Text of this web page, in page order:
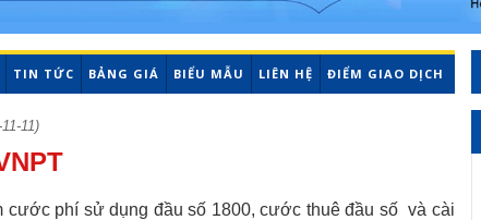
TIN TỨC BẢNG GIÁ BIỂU MẪU LIÊN HỆ ĐIỂM GIAO DỊCH
11)
cước phí sử dụng đầu số 1800, cước thuê đầu số và cài